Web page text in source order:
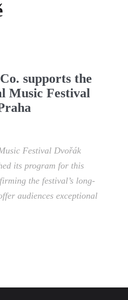
supports the
Music Festival
Festival Dvořák
its program for this
the festival’s long-
audiences exceptional